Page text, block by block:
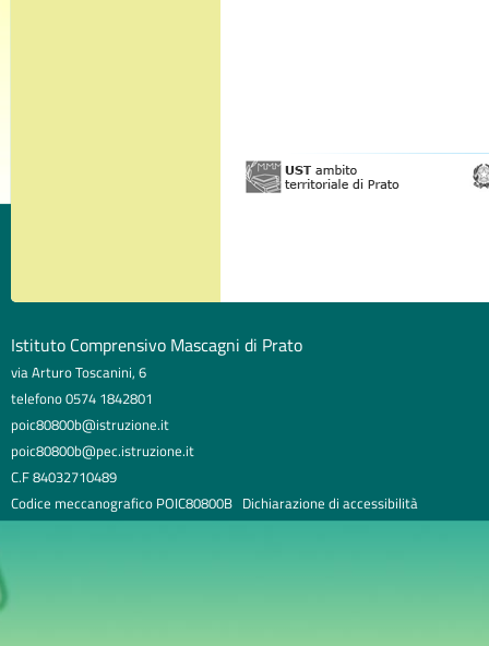
Istituto Comprensivo Mascagni di Prato
via Arturo Toscanini, 6
telefono 0574 1842801
poic80800b@istruzione.it
poic80800b@pec.istruzione.it
C.F 84032710489
Codice meccanografico POIC80800B Dichiarazione di accessibilità